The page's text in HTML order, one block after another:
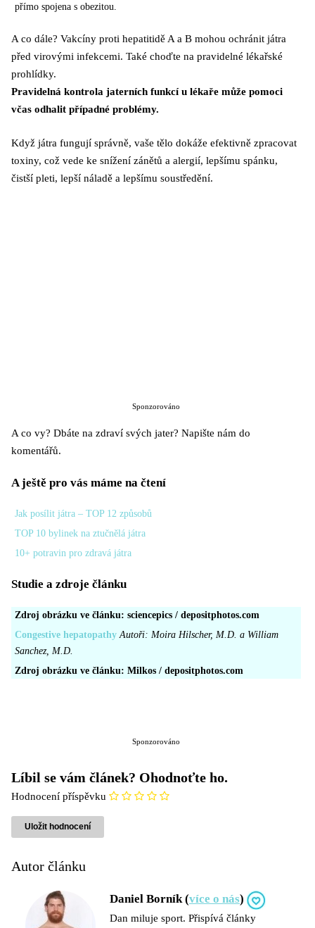
přímo spojena s obezitou.
A co dále? Vakcíny proti hepatitidě A a B mohou ochránit játra
před virovými infekcemi. Také choďte na pravidelné lékařské
prohlídky.
Pravidelná kontrola jaterních funkcí u lékaře může pomoci
včas odhalit případné problémy.
Když játra fungují správně, vaše tělo dokáže efektivně zpracovat
toxiny, což vede ke snížení zánětů a alergií, lepšímu spánku,
čistší pleti, lepší náladě a lepšímu soustředění.
Sponzorováno
A co vy? Dbáte na zdraví svých jater? Napište nám do
komentářů.
A ještě pro vás máme na čtení
Jak posílit játra – TOP 12 způsobů
TOP 10 bylinek na ztučnělá játra
10+ potravin pro zdravá játra
Studie a zdroje článku
Zdroj obrázku ve článku: sciencepics / depositphotos.com
Congestive hepatopathy Autoři: Moira Hilscher, M.D. a William
Sanchez, M.D.
Zdroj obrázku ve článku: Milkos / depositphotos.com
Sponzorováno
Líbil se vám článek? Ohodnoťte ho.
Hodnocení příspěvku
Autor článku
Daniel Borník (více o nás)
Dan miluje sport. Přispívá články